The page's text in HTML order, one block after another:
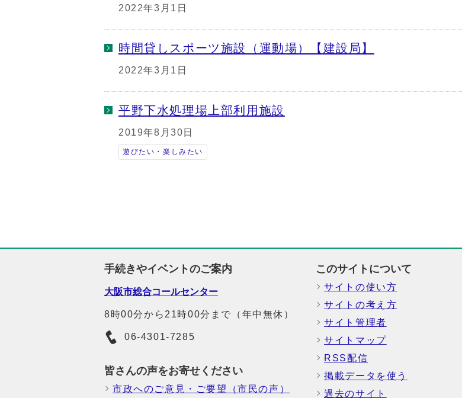
2022年3月1日
時間貸しスポーツ施設（運動場）【建設局】
2022年3月1日
平野下水処理場上部利用施設
2019年8月30日
遊びたい・楽しみたい
手続きやイベントのご案内
大阪市総合コールセンター
8時00分から21時00分まで（年中無休）
06-4301-7285
皆さんの声をお寄せください
市政へのご意見・ご要望（市民の声）
このサイトについて
サイトの使い方
サイトの考え方
サイト管理者
サイトマップ
RSS配信
掲載データを使う
過去のサイト